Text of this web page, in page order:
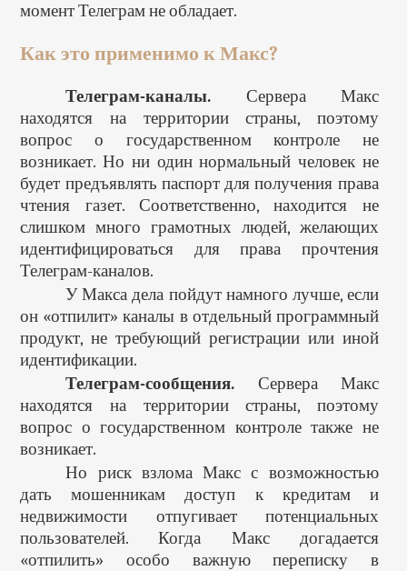
момент Телеграм не обладает.
Как это применимо к Макс?
Телеграм-каналы. Сервера Макс
находятся на территории страны, поэтому
вопрос о государственном контроле не
возникает. Но ни один нормальный человек не
будет предъявлять паспорт для получения права
чтения газет. Соответственно, находится не
слишком много грамотных людей, желающих
идентифицироваться для права прочтения
Телеграм-каналов.
У Макса дела пойдут намного лучше, если
он «отпилит» каналы в отдельный программный
продукт, не требующий регистрации или иной
идентификации.
Телеграм-сообщения. Сервера Макс
находятся на территории страны, поэтому
вопрос о государственном контроле также не
возникает.
Но риск взлома Макс с возможностью
дать мошенникам доступ к кредитам и
недвижимости отпугивает потенциальных
пользователей. Когда Макс догадается
«отпилить» особо важную переписку в